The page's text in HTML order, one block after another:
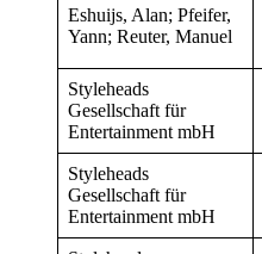
Eshuijs, Alan; Pfeifer,
Yann; Reuter, Manuel
Styleheads
Gesellschaft für
Entertainment mbH
Styleheads
Gesellschaft für
Entertainment mbH